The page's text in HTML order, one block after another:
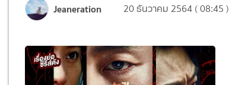
Jeaneration 20 ธันวาคม 2564 ( 08:45 )